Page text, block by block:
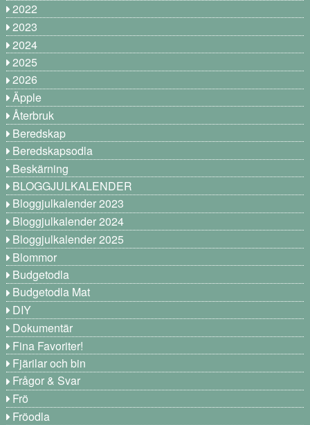
2022
2023
2024
2025
2026
Äpple
Återbruk
Beredskap
Beredskapsodla
Beskärning
BLOGGJULKALENDER
Bloggjulkalender 2023
Bloggjulkalender 2024
Bloggjulkalender 2025
Blommor
Budgetodla
Budgetodla Mat
DIY
Dokumentär
Fina Favoriter!
Fjärilar och bin
Frågor & Svar
Frö
Fröodla